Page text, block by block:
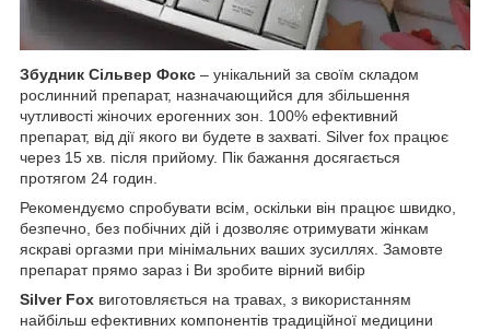
Збудник Сільвер Фокс – унікальний за своїм складом
рослинний препарат, назначающийся для збільшення
чутливості жіночих ерогенних зон. 100% ефективний
препарат, від дії якого ви будете в захваті. Silver fox працює
через 15 хв. після прийому. Пік бажання досягається
протягом 24 годин.
Рекомендуємо спробувати всім, оскільки він працює швидко,
безпечно, без побічних дій і дозволяє отримувати жінкам
яскраві оргазми при мінімальних ваших зусиллях. Замовте
препарат прямо зараз і Ви зробите вірний вибір
Silver Fox виготовляється на травах, з використанням
найбільш ефективних компонентів традиційної медицини